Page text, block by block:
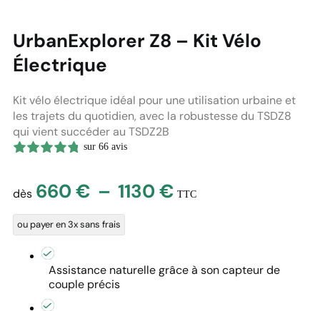
UrbanExplorer Z8 – Kit Vélo
Électrique
Kit vélo électrique idéal pour une utilisation urbaine et
les trajets du quotidien, avec la robustesse du TSDZ8
qui vient succéder au TSDZ2B
sur 66 avis
dès 660 € – 1130 €Plage
660 €
à
TTC
ou payer en 3x sans frais
Assistance naturelle grâce à son capteur de
couple précis